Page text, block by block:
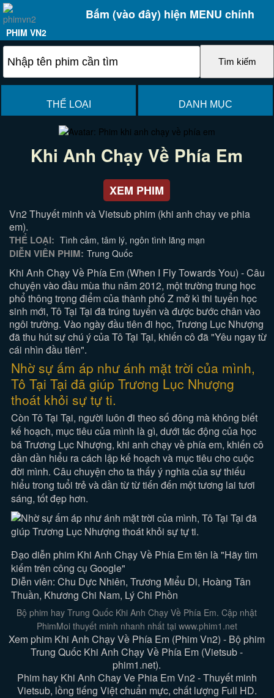
Bấm (vào đây) hiện MENU chính
PHIM VN2
THỂ LOẠI DANH MỤC
Khi Anh Chạy Về Phía Em
XEM PHIM
Vn2 Thuyết minh và Vietsub phim (khi anh chay ve phia
em).
THỂ LOẠI: Tình cảm, tâm lý, ngôn tình lãng mạn
DIỄN VIÊN PHIM: Trung Quốc
Khi Anh Chạy Về Phía Em (When I Fly Towards You) - Câu
chuyện vào đầu mùa thu năm 2012, một trường trung học
phổ thông trọng điểm của thành phố Z mở kì thi tuyển học
sinh mới, Tô Tại Tại đã trúng tuyển và được bước chân vào
ngôi trường. Vào ngày đầu tiên đi học, Trương Lục Nhượng
đã thu hút sự chú ý của Tô Tại Tại, khiến cô đã "Yêu ngay từ
cái nhìn đầu tiên".
Nhờ sự ấm áp như ánh mặt trời của mình,
Tô Tại Tại đã giúp Trương Lục Nhượng
thoát khỏi sự tự ti.
Còn Tô Tại Tại, người luôn đi theo số đông mà không biết
kế hoạch, mục tiêu của mình là gì, dưới tác động của học
bá Trương Lục Nhượng, khi anh chạy về phía em, khiến cô
dần dần hiểu ra cách lập kế hoạch và mục tiêu cho cuộc
đời mình. Câu chuyện cho ta thấy ý nghĩa của sự thiếu
hiểu trong tuổi trẻ và dần từ từ tiến đến một tương lai tươi
sáng, tốt đẹp hơn.
Đạo diễn phim Khi Anh Chạy Về Phía Em tên là "Hãy tìm
kiếm trên công cụ Google"
Diễn viên: Chu Dực Nhiên, Trương Miểu Di, Hoàng Tân
Thuần, Khương Chi Nam, Lý Chi Phồn
Bộ phim hay Trung Quốc Khi Anh Chạy Về Phía Em. Cập nhật
PhimMoi thuyết minh nhanh nhất tại www.phim1.net
Xem phim Khi Anh Chạy Về Phía Em (Phim Vn2) - Bộ phim
Trung Quốc Khi Anh Chạy Về Phía Em (Vietsub -
phim1.net).
Phim hay Khi Anh Chay Ve Phia Em Vn2 - Thuyết minh
Vietsub, lồng tiếng Việt chuẩn mực, chất lượng Full HD.